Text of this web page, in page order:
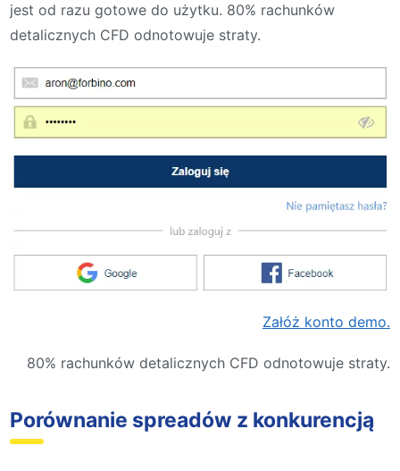
jest od razu gotowe do użytku. 80% rachunków
detalicznych CFD odnotowuje straty.
Załóż konto demo.
80% rachunków detalicznych CFD odnotowuje straty.
Porównanie spreadów z konkurencją